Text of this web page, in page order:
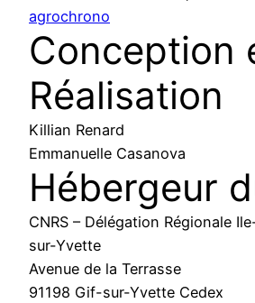
agrochrono
Conception
Réalisation
Killian Renard
Emmanuelle Casanova
Hébergeur
CNRS – Délégation Régionale
sur-Yvette
Avenue de la Terrasse
91198 Gif-sur-Yvette Cedex